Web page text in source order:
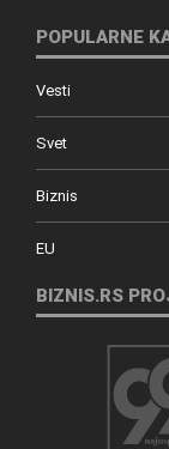
POPULARNE
Vesti
Svet
Biznis
EU
BIZNIS.RS